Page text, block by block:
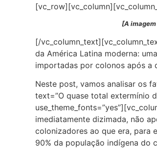
[A imagem
[/
da América Latina moderna:
importadas por colonos após a
Neste post, vamos analisar os
text=”O quase total extermínio
imediatamente dizimada, não
colonizadores ao que era, para
90% da população indígena do